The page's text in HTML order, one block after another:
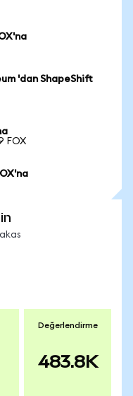
'dan ShapeShift
FOX
Değerlendirme
483.8K